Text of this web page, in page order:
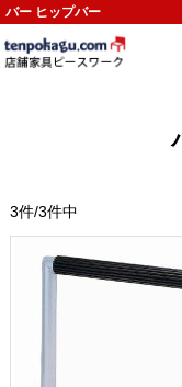
バー ヒップバー
3件/3件中